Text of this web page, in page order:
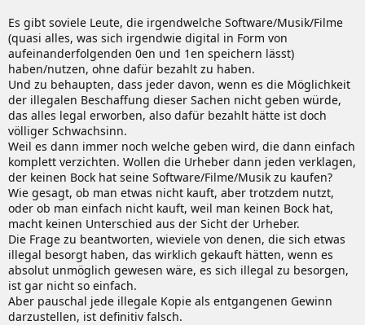
Es gibt soviele Leute, die irgendwelche Software/Musik/Filme
(quasi alles, was sich irgendwie digital in Form von
aufeinanderfolgenden 0en und 1en speichern lässt)
haben/nutzen, ohne dafür bezahlt zu haben.
Und zu behaupten, dass jeder davon, wenn es die Möglichkeit
der illegalen Beschaffung dieser Sachen nicht geben würde,
das alles legal erworben, also dafür bezahlt hätte ist doch
völliger Schwachsinn.
Weil es dann immer noch welche geben wird, die dann einfach
komplett verzichten. Wollen die Urheber dann jeden verklagen,
der keinen Bock hat seine Software/Filme/Musik zu kaufen?
Wie gesagt, ob man etwas nicht kauft, aber trotzdem nutzt,
oder ob man einfach nicht kauft, weil man keinen Bock hat,
macht keinen Unterschied aus der Sicht der Urheber.
Die Frage zu beantworten, wieviele von denen, die sich etwas
illegal besorgt haben, das wirklich gekauft hätten, wenn es
absolut unmöglich gewesen wäre, es sich illegal zu besorgen,
ist gar nicht so einfach.
Aber pauschal jede illegale Kopie als entgangenen Gewinn
darzustellen, ist definitiv falsch.